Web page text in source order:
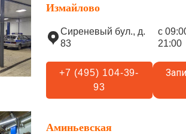
Измайлово
Сиреневый бул., д.
83
с
21:00
+7 (495) 104-39-
93
Аминьевская